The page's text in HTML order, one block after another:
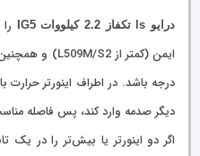
درایو ls تکفاز 2.2 کیلووات IG5
درجه باشد. در اطراف اینورتر حرارت
دیگر صدمه وارد کند، پس فاصله
اگر دو اینورتر یا بیش‌تر را در یک